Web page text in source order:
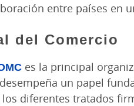
entre países en
del Comercio
es la principal
un papel
diferentes tratados